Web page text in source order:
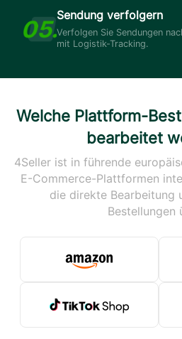
Sendung verfolgern
Verfolgen Sie Sendungen
mit Logistik-Tracking.
Welche Plattform-
bearbeitet
4Seller ist in führende
E-Commerce-Plattformen
die direkte Bearbeitung
Bestellungen